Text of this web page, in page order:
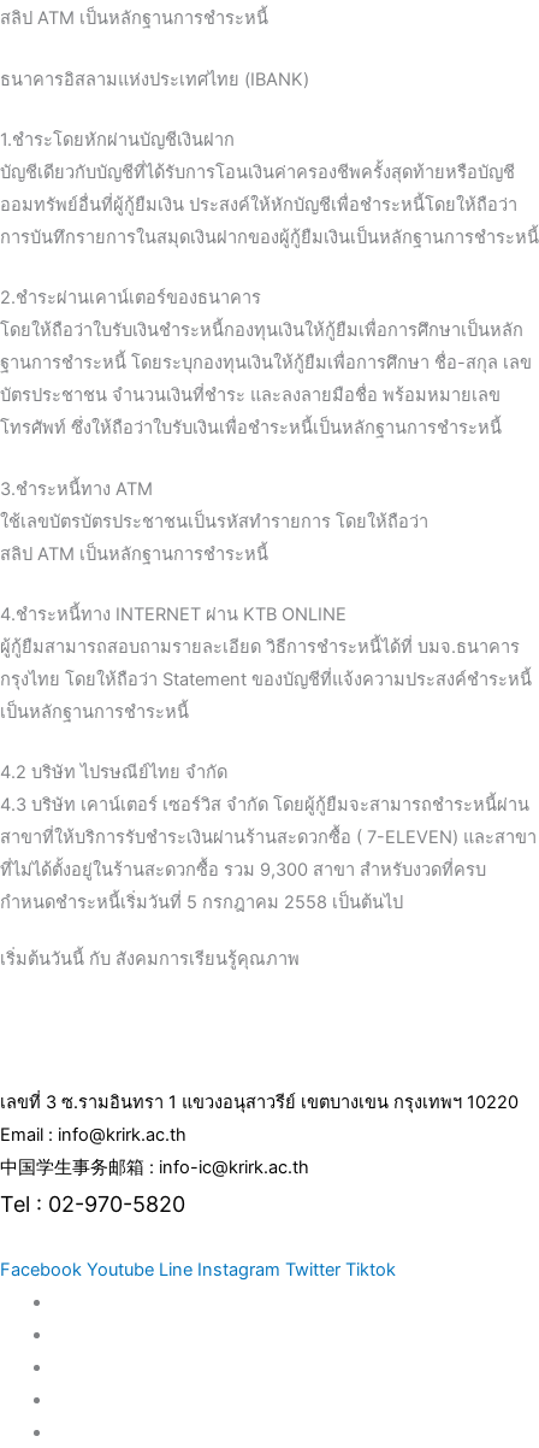
สลิป ATM เป็นหลักฐานการชำระหนี้
ธนาคารอิสลามแห่งประเทศไทย (IBANK)
1.ชำระโดยหักผ่านบัญชีเงินฝาก
บัญชีเดียวกับบัญชีที่ได้รับการโอนเงินค่าครองชีพครั้งสุดท้ายหรือบัญชี
ออมทรัพย์อื่นที่ผู้กู้ยืมเงิน ประสงค์ให้หักบัญชีเพื่อชำระหนี้โดยให้ถือว่า
การบันทึกรายการในสมุดเงินฝากของผู้กู้ยืมเงินเป็นหลักฐานการชำระหนี้
2.ชำระผ่านเคาน์เตอร์ของธนาคาร
โดยให้ถือว่าใบรับเงินชำระหนี้กองทุนเงินให้กู้ยืมเพื่อการศึกษาเป็นหลัก
ฐานการชำระหนี้ โดยระบุกองทุนเงินให้กู้ยืมเพื่อการศึกษา ชื่อ-สกุล เลข
บัตรประชาชน จำนวนเงินที่ชำระ และลงลายมือชื่อ พร้อมหมายเลข
โทรศัพท์ ซึ่งให้ถือว่าใบรับเงินเพื่อชำระหนี้เป็นหลักฐานการชำระหนี้
3.ชำระหนี้ทาง ATM
ใช้เลขบัตรบัตรประชาชนเป็นรหัสทำรายการ โดยให้ถือว่า
สลิป ATM เป็นหลักฐานการชำระหนี้
4.ชำระหนี้ทาง INTERNET ผ่าน KTB ONLINE
ผู้กู้ยืมสามารถสอบถามรายละเอียด วิธีการชำระหนี้ได้ที่ บมจ.ธนาคาร
กรุงไทย โดยให้ถือว่า Statement ของบัญชีที่แจ้งความประสงค์ชำระหนี้
เป็นหลักฐานการชำระหนี้
4.2 บริษัท ไปรษณีย์ไทย จำกัด
4.3 บริษัท เคาน์เตอร์ เซอร์วิส จำกัด โดยผู้กู้ยืมจะสามารถชำระหนี้ผ่าน
สาขาที่ให้บริการรับชำระเงินผ่านร้านสะดวกซื้อ ( 7-ELEVEN) และสาขา
ที่ไม่ได้ตั้งอยู่ในร้านสะดวกซื้อ รวม 9,300 สาขา สำหรับงวดที่ครบ
กำหนดชำระหนี้เริ่มวันที่ 5 กรกฎาคม 2558 เป็นต้นไป
เริ่มต้นวันนี้ กับ สังคมการเรียนรู้คุณภาพ
เลขที่ 3 ซ.รามอินทรา 1 แขวงอนุสาวรีย์ เขตบางเขน กรุงเทพฯ 10220
Email : info@krirk.ac.th
中国学生事务邮箱 : info-ic@krirk.ac.th
Tel : 02-970-5820
Facebook Youtube Line Instagram Twitter Tiktok